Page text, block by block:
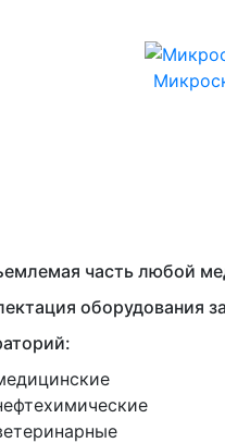
часть любой
оборудования